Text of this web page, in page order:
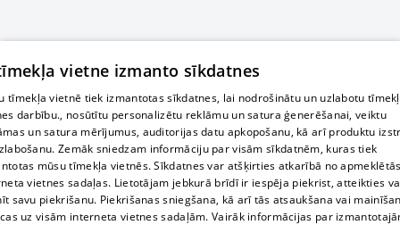
vietne izmanto sīkdatnes
tīmekļa vietnē tiek izmantotas sīkdatnes, lai nodrošinātu un uzlabotu
darbību., nosūtītu personalizētu reklāmu un satura ģenerēšanai, veiktu
un satura mērījumus, auditorijas datu apkopošanu, kā arī produktu
Zemāk sniedzam informāciju par visām sīkdatnēm, kuras tiek
mūsu tīmekļa vietnēs. Sīkdatnes var atšķirties atkarībā no
vietnes sadaļas. Lietotājam jebkurā brīdī ir iespēja piekrist, atteikties
savu piekrišanu. Piekrišanas sniegšana, kā arī tās atsaukšana vai
uz visām interneta vietnes sadaļām. Vairāk informācijas par